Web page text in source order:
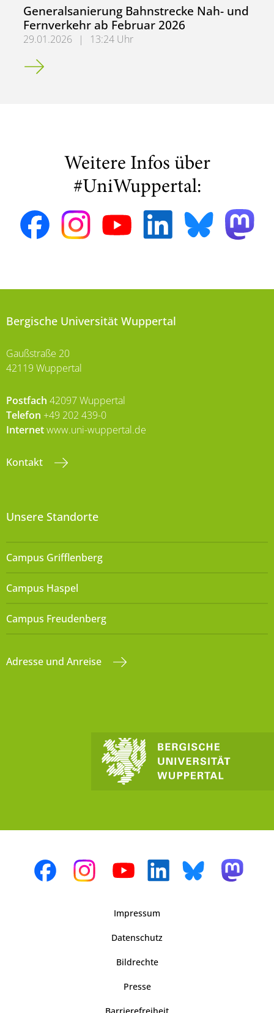
Generalsanierung Bahnstrecke Nah- und
Fernverkehr ab Februar 2026
29.01.2026 |
13:24 Uhr
Generalsanierung Bahnstrecke Nah- und Fernverkehr ab
Weitere Infos über
#UniWuppertal:
Bergische Universität Wuppertal
Gaußstraße 20
42119 Wuppertal
Postfach 42097 Wuppertal
Telefon +49 202 439-0
Internetwww.uni-wuppertal.de
Kontakt
Unsere Standorte
Campus Grifflenberg
Campus Haspel
Campus Freudenberg
Adresse und Anreise
Impressum
Datenschutz
Bildrechte
Presse
Barrierefreiheit